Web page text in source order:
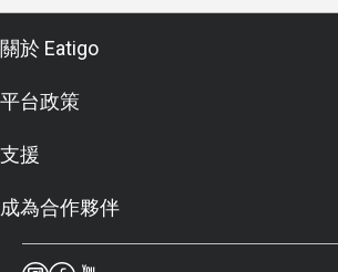
關於 Eatigo
平台政策
支援
成為合作夥伴